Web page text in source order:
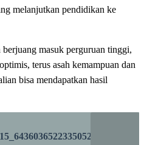
melanjutkan pendidikan ke
masuk perguruan tinggi,
terus asah kemampuan dan
bisa mendapatkan hasil